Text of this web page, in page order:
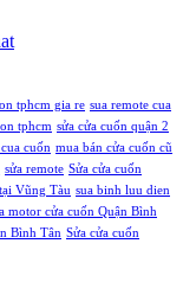
tphcm gia re sua remote cua
tphcm sửa cửa cuốn quận 2
cuốn mua bán cửa cuốn cũ
sửa remote Sửa cửa cuốn
Vũng Tàu sua binh luu dien
motor cửa cuốn Quận Bình
Bình Tân Sửa cửa cuốn